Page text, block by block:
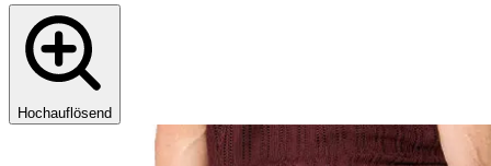
Hochauflösend